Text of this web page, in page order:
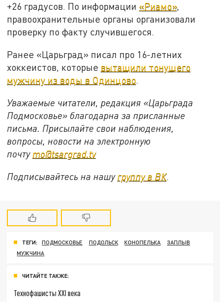
+26 градусов. По информации «Риамо»,
правоохранительные органы организовали
проверку по факту случившегося.
Ранее «Царьград» писал про 16-летних
хоккеистов, которые вытащили тонущего
мужчину из воды в Одинцово.
Уважаемые читатели, редакция «Царьграда
Подмосковье» благодарна за присланные
письма. Присылайте свои наблюдения,
вопросы, новости на электронную
почту mo@tsargrad.tv
Подписывайтесь на нашу группу в ВК.
ТЕГИ: ПОДМОСКОВЬЕ ПОДОЛЬСК КОНОПЕЛЬКА
ЗАПЛЫВ
МУЖЧИНА
ЧИТАЙТЕ ТАКЖЕ:
Технофашисты XXI века